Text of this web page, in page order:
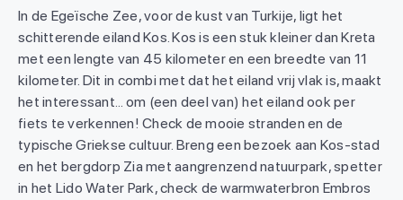
In de Egeïsche Zee, voor de kust van Turkije, ligt het
schitterende eiland Kos. Kos is een stuk kleiner dan Kreta
met een lengte van 45 kilometer en een breedte van 11
kilometer. Dit in combi met dat het eiland vrij vlak is, maakt
het interessant... om (een deel van) het eiland ook per
fiets te verkennen! Check de mooie stranden en de
typische Griekse cultuur. Breng een bezoek aan Kos-stad
en het bergdorp Zia met aangrenzend natuurpark, spetter
in het Lido Water Park, check de warmwaterbron Embros